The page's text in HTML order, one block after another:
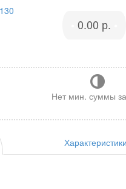
0.00 р.
Нет мин. суммы
Характеристики